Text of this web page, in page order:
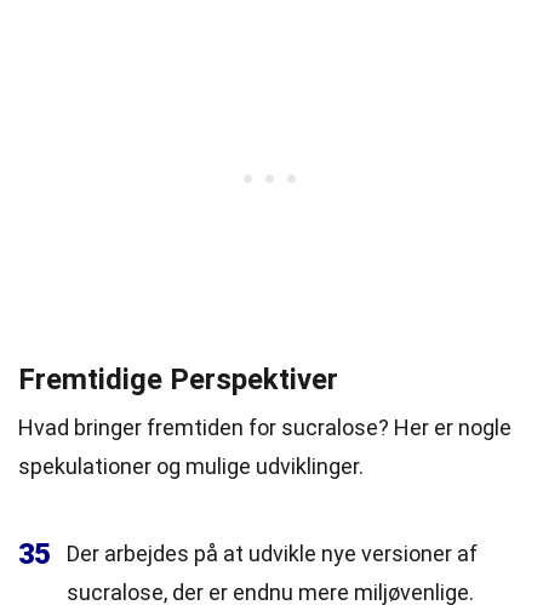
Fremtidige Perspektiver
Hvad bringer fremtiden for sucralose? Her er nogle
spekulationer og mulige udviklinger.
35
Der arbejdes på at udvikle nye versioner af
sucralose, der er endnu mere miljøvenlige.